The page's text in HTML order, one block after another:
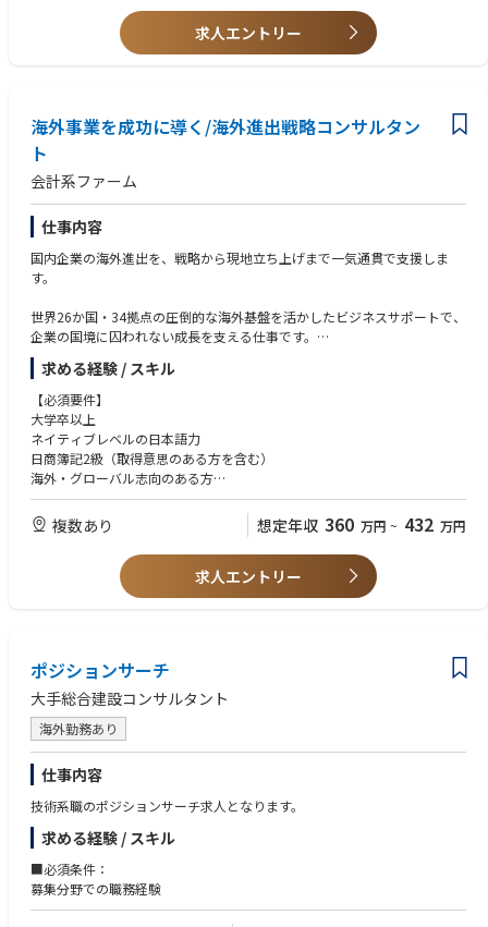
最適化ツール：modeFRONTIER
・・・具体的には、プロジェクトの技術責任者として顧客への課題ヒアリ
ング・技術提案、技術成果開発、技術開発における進捗管理・リソース調
【具体的な業務の流れ】
お客様（特に製造業の研究・開発部門）の課題をお聞きし、課題解決に向
けて提案を実施。提案内容について合意をえられたら、弊社の方でプロジ
ェクトチームを組み、納品に向けてのコンサル・エンジニアリングサービ
スを実施する。
【魅力】
◎事業の将来性
が益々増えてくることが予想されており、同領域のスペシャリスト集団と
して業界をリードしていきます。また、図研(株)からの出資、バックアッ
プもあり、大手顧客との新規窓口も開設済みのことからも、安定性と将来
性を感じられる企業です。
◎エンジニアリングのスキルアップ
高い専門性を持つメンバーが在籍しており、それぞれの強み、スキルを補
完し合いながらチームとしてプロジェクトを推進し、コンサルタントとし
て必要な技術、スキル、経験を詰める環境です。
◎働きやすい環境
給与制度、就業制度などを在籍メンバーが働きやすいように、独自に設計
◎裁量を持って働ける環境
◎顧客志向
顧客が抱える悩み、課題を同社が持つ専門性、知見を活かしソリューショ
ンの提供ができます。設備やツール、ソフトウェアに囚われない、純粋な
技術ベースでの議論が可能です。
◎最先端と古き良き技術の融合
最先端のソフトウェア、AIなどの技術と自動車業界の技術とを体感するこ
とができ、スキル向上につながります。
他社のような受託ベースではなく、上流のR＆Dの段階で入り込むので、コ
アな技術に触れることができます。
【残業について】20～30時間程度。4～6月が閑散期、11～3月に向けて繁
・コンサルティングファームまたは事業会社での業務改革・技術企画・P
・MBDツール（MATLAB/Simulink、Stateflow等）によるモデル開発・検
証経験
・組込みソフト開発プロセスの理解、コード生成やHILS/SILS試験の経験
・要求仕様書/機能仕様書の作成・管理経験
・機能安全（ISO26262）またはASPICEに基づく開発・監査経験
・システムズエンジニアリング教育・導入支援の経験
【中途入社者のバックグラウンド】
完成車メーカー、Tier1サプライヤー、電機メーカー、MBDベンダー等
■開発環境 ※以下のいずれかのご経験をお持ちの方は尚可
プログラミング言語：MATLAB、Python、VBA、C/C++
システムモデリング言語：SysML、UML
モデリングツール：Simulink、Amesim、SimulationX、Dymola、OpenM
odelica、GT-SUITE
車両シミュレータ：CarSim、CarMaker
MBSEツール：Cameo Systems Modeler、GENESYS、Phoenix ModelCent
er
最適化ツール：modeFRONTIER
求人エントリー
海外事業を成功に導く/海外進出戦略コンサルタン
ト
会計系ファーム
仕事内容
国内企業の海外進出を、戦略から現地立ち上げまで一気通貫で支援しま
す。
世界26か国・34拠点の圧倒的な海外基盤を活かしたビジネスサポートで、
企業の国境に囚われない成長を支える仕事です。
・海外進出戦略の立案、進出スキームの企画提案
・現地法人の設立支援、海外子会社管理
・経営者へのヒアリング・課題整理、海外拠点との連携
・会計・税務・労務・法務の基礎アドバイザリー
求める経験 / スキル
【必須要件】
大学卒以上
ネイティブレベルの日本語力
日商簿記2級（取得意思のある方を含む）
海外・グローバル志向のある方
【歓迎要件】
語学力（英語等）
海外での就業・留学経験
会計・税務の基礎知識
グローバルの仕事や経営に興味があり、新しいことに挑戦したい方
他責ではなく自責で物事を考えられる方
受け身ではなく主体的に取り組める方
複数あり 想定年収 360 万円 ~ 432 万円
求人エントリー
ポジションサーチ
大手総合建設コンサルタント
海外勤務あり
仕事内容
技術系職のポジションサーチ求人となります。
求める経験 / スキル
■必須条件：
募集分野での職務経験